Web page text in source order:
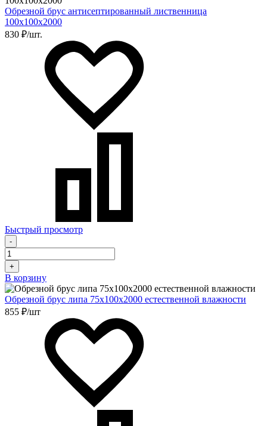
Обрезной брус антисептированный лиственница
100х100х2000
830 ₽/шт.
Быстрый просмотр
-
+
В корзину
Обрезной брус липа 75х100х2000 естественной влажности
855 ₽/шт